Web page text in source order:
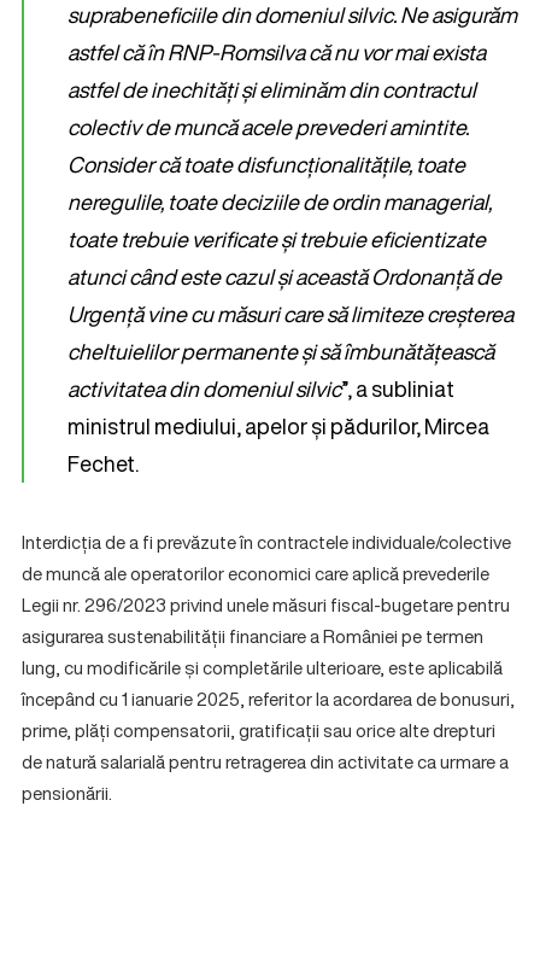
suprabeneficiile din domeniul silvic. Ne asigurăm
astfel că în RNP-Romsilva că nu vor mai exista
astfel de inechități și eliminăm din contractul
colectiv de muncă acele prevederi amintite.
Consider că toate disfuncționalitățile, toate
neregulile, toate deciziile de ordin managerial,
toate trebuie verificate și trebuie eficientizate
atunci când este cazul și această Ordonanță de
Urgență vine cu măsuri care să limiteze creșterea
cheltuielilor permanente și să îmbunătățească
activitatea din domeniul silvic”, a subliniat
ministrul mediului, apelor și pădurilor, Mircea
Fechet.
Interdicția de a fi prevăzute în contractele individuale/colective
de muncă ale operatorilor economici care aplică prevederile
Legii nr. 296/2023 privind unele măsuri fiscal-bugetare pentru
asigurarea sustenabilității financiare a României pe termen
lung, cu modificările și completările ulterioare, este aplicabilă
începând cu 1 ianuarie 2025, referitor la acordarea de bonusuri,
prime, plăți compensatorii, gratificații sau orice alte drepturi
de natură salarială pentru retragerea din activitate ca urmare a
pensionării.